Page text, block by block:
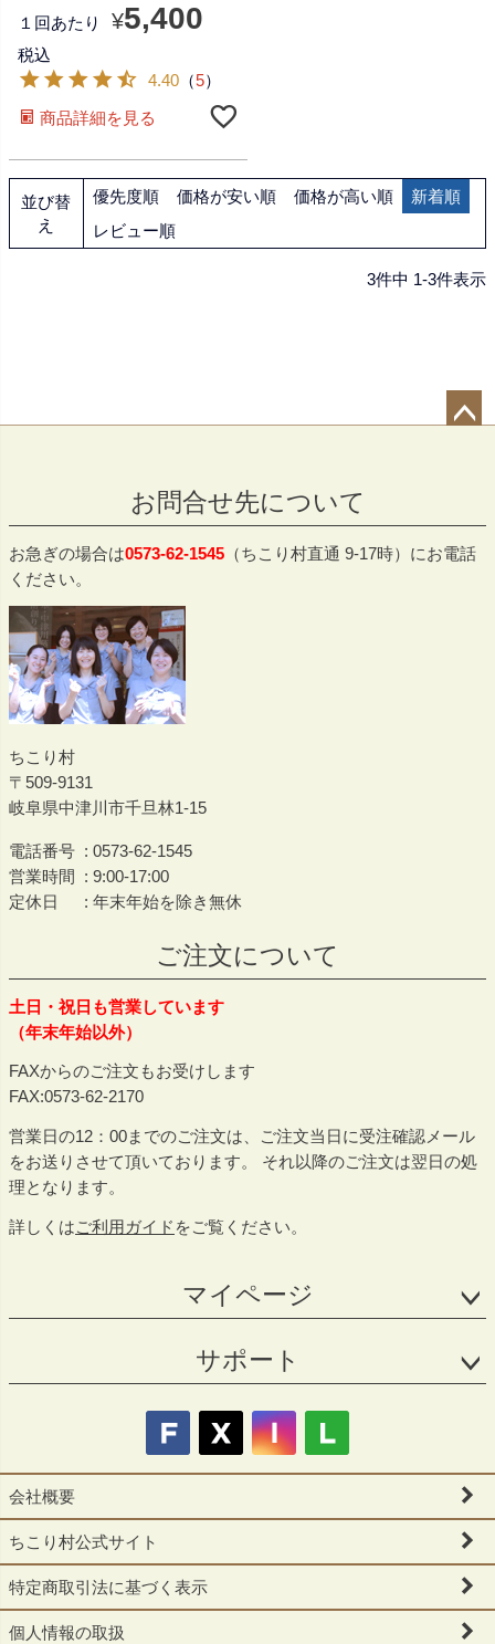
１回あたり ¥5,400
税込
4.40 （5）
商品詳細を見る
並び替
え
優先度順 価格が安い順 価格が高い順
新着順
レビュー順
3件中 1-3件表示
へ
お問合せ先について
お急ぎの場合は0573-62-1545 （ちこり村直通 9-17時）にお電話
ください。
ちこり村
509-9131
岐阜県中津川市千旦林1-15
電話番号
0573-62-1545
営業時間
9:00-17:00
定休日
年末年始を除き無休
ご注文について
土日・祝日も営業しています
（年末年始以外）
FAXからのご注文もお受けします
FAX:0573-62-2170
営業日の12：00までのご注文は、ご注文当日に受注確認メール
をお送りさせて頂いております。 それ以降のご注文は翌日の処
理となります。
詳しくはご利用ガイド をご覧ください。
マイページ
サポート
会社概要
ちこり村公式サイト
特定商取引法に基づく表示
個人情報の取扱